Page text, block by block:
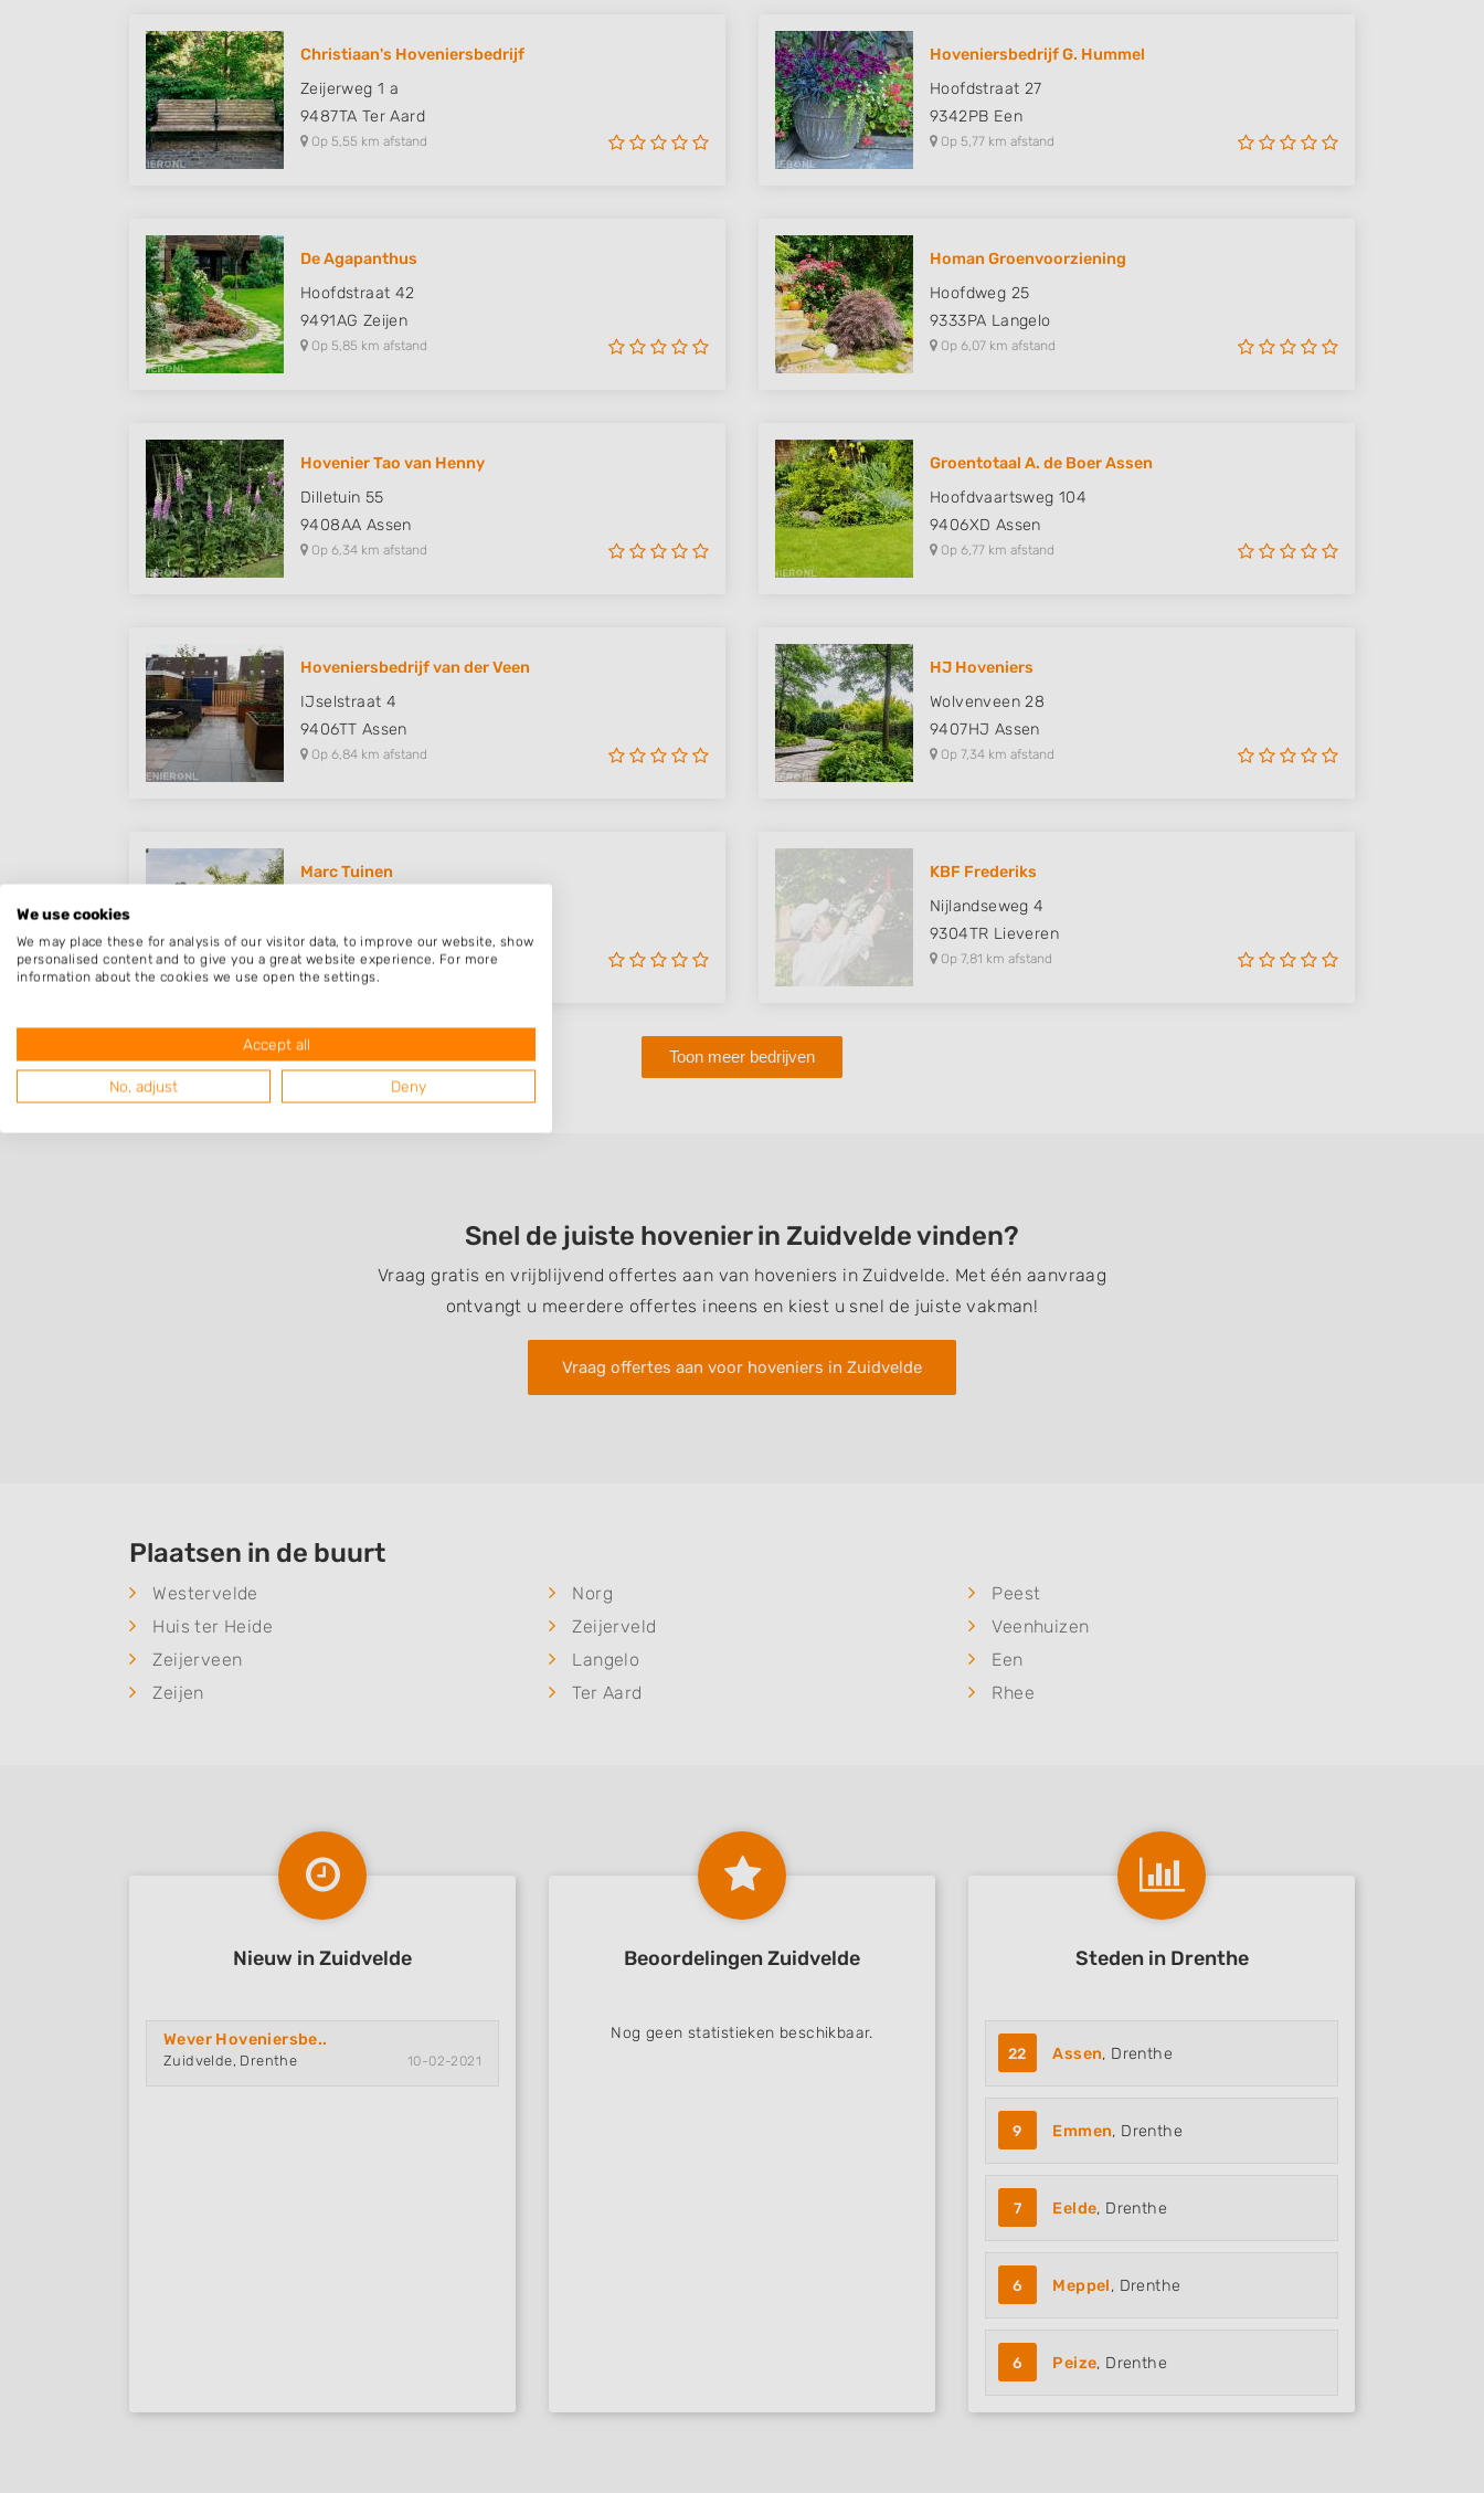
Christiaan's Hoveniersbedrijf
Zeijerweg 1 a
9487TA Ter Aard
Op 5,55 km afstand
Hoveniersbedrijf G. Hummel
Hoofdstraat 27
9342PB Een
Op 5,77 km afstand
De Agapanthus
Hoofdstraat 42
9491AG Zeijen
Op 5,85 km afstand
Homan Groenvoorziening
Hoofdweg 25
9333PA Langelo
Op 6,07 km afstand
Hovenier Tao van Henny
Dilletuin 55
9408AA Assen
Op 6,34 km afstand
Groentotaal A. de Boer Assen
Hoofdvaartsweg 104
9406XD Assen
Op 6,77 km afstand
Hoveniersbedrijf van der Veen
IJselstraat 4
9406TT Assen
Op 6,84 km afstand
HJ Hoveniers
Wolvenveen 28
9407HJ Assen
Op 7,34 km afstand
Marc Tuinen
9407AB
Assen
Op 7,36 km afstand
KBF Frederiks
Nijlandseweg 4
9304TR Lieveren
Op 7,81 km afstand
Toon meer bedrijven
Snel de juiste hovenier in Zuidvelde vinden?
Vraag gratis en vrijblijvend offertes aan van hoveniers in Zuidvelde. Met één aanvraag
ontvangt u meerdere offertes ineens en kiest u snel de juiste vakman!
Vraag offertes aan voor hoveniers in Zuidvelde
Plaatsen in de buurt
Westervelde Norg
Peest
Huis ter Heide
Zeijerveld
Veenhuizen
Zeijerveen
Langelo
Een
Zeijen
Ter Aard Rhee
Nieuw in Zuidvelde
Wever Hoveniersbe..
Zuidvelde, Drenthe 10-02-2021
Beoordelingen Zuidvelde
Nog geen statistieken beschikbaar.
Steden in Drenthe
22 Assen, Drenthe
9 Emmen, Drenthe
7 Eelde, Drenthe
6 Meppel, Drenthe
6 Peize, Drenthe
We use cookies
We may place these for analysis of our visitor data, to improve our website, show
personalised content and to give you a great website experience. For more
information about the cookies we use open the settings.
Accept all
No, adjust Deny